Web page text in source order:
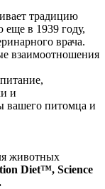
традицию
в 1939 году,
врача.
взаимоотношения
и
вашего питомца и
животных
Diet™, Science